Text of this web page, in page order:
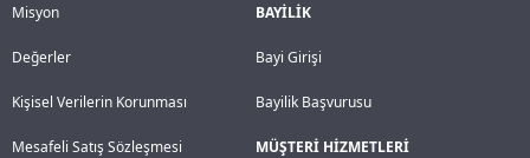
Misyon
Değerler
Kişisel Verilerin Korunması
Mesafeli Satış Sözleşmesi
BAYİLİK
Bayi Girişi
Bayilik Başvurusu
MÜŞTERİ HİZMETLERİ